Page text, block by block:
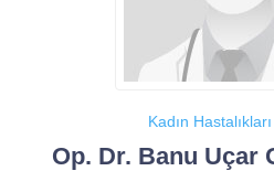
Kadın
Op. Dr. Banu Uçar